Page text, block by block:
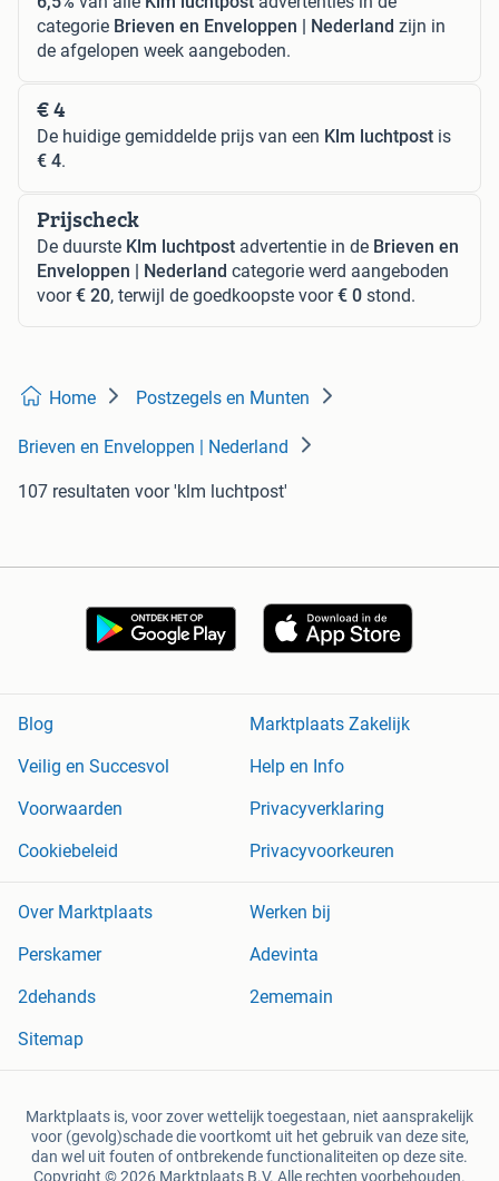
categorie Brieven en Enveloppen | Nederland zijn in
de afgelopen week aangeboden.
€ 4
De huidige gemiddelde prijs van een Klm luchtpost is
€ 4.
Prijscheck
De duurste Klm luchtpost advertentie in de Brieven en
Enveloppen | Nederland categorie werd aangeboden
voor€ 20, terwijl de goedkoopste voor€ 0 stond.
Home Postzegels en Munten
Brieven en Enveloppen | Nederland
107 resultaten voor 'klm luchtpost'
Blog
Marktplaats Zakelijk
Veilig en Succesvol
Help en Info
Voorwaarden
Privacyverklaring
Cookiebeleid
Privacyvoorkeuren
Over Marktplaats
Werken bij
Perskamer
Adevinta
2dehands
2ememain
Sitemap
Marktplaats is, voor zover wettelijk toegestaan, niet aansprakelijk
voor (gevolg)schade die voortkomt uit het gebruik van deze site,
dan wel uit fouten of ontbrekende functionaliteiten op deze site.
Copyright © 2026 Marktplaats B.V. Alle rechten voorbehouden.